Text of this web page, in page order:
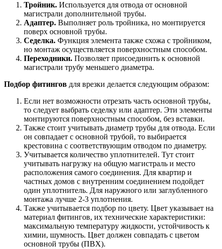
Тройник. Используется для отвода от основной
магистрали дополнительной трубы.
Адаптер. Выполняет роль тройника, но монтируется
поверх основной трубы.
Седелка. Функция элемента также схожа с тройником,
но монтаж осуществляется поверхностным способом.
Переходники. Позволяет присоединить к основной
магистрали трубу меньшего диаметра.
Подбор фитингов для врезки делается следующим образом:
Если нет возможности отрезать часть основной трубы,
то следует выбрать седелку или адаптер. Эти элементы
монтируются поверхностным способом, без вставки.
Также стоит учитывать диаметр трубы для отвода. Если
он совпадает с основной трубой, то выбирается
крестовина с соответствующим отводом по диаметру.
Учитывается количество уплотнителей. Тут стоит
учитывать нагрузку на общую магистраль и место
расположения самого соединения. Для квартир и
частных домов с внутренним соединением подойдет
один уплотнитель. Для наружного или заглубленного
монтажа лучше 2-3 уплотнения.
Также учитывается подбор по цвету. Цвет указывает на
материал фитингов, их технические характеристики:
максимальную температуру жидкости, устойчивость к
химии, шумность. Цвет должен совпадать с цветом
основной трубы (ПВХ).